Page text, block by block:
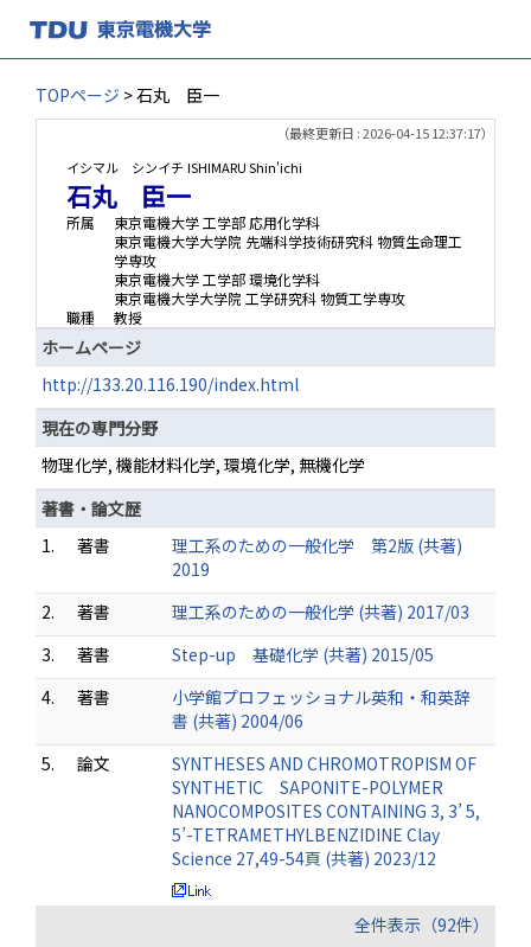
TOPページ > 石丸 臣一
（最終更新日 : 2026-04-15 12:37:17）
イシマル シンイチ ISHIMARU Shin'ichi
石丸 臣一
所属
東京電機大学 工学部 応用化学科
東京電機大学大学院 先端科学技術研究科 物質生命理工
学専攻
東京電機大学 工学部 環境化学科
東京電機大学大学院 工学研究科 物質工学専攻
職種
教授
ホームページ
http://133.20.116.190/index.html
現在の専門分野
物理化学, 機能材料化学, 環境化学, 無機化学
著書・論文歴
1.
著書
理工系のための一般化学 第2版 (共著)
2019
2.
著書
理工系のための一般化学 (共著) 2017/03
3.
著書
Step-up 基礎化学 (共著) 2015/05
4.
著書
小学館プロフェッショナル英和・和英辞
書 (共著) 2004/06
5.
論文
SYNTHESES AND CHROMOTROPISM OF
SYNTHETIC SAPONITE-POLYMER
NANOCOMPOSITES CONTAINING 3, 3’ 5,
5’-TETRAMETHYLBENZIDINE Clay
Science 27,49-54頁 (共著) 2023/12
全件表示（92件）